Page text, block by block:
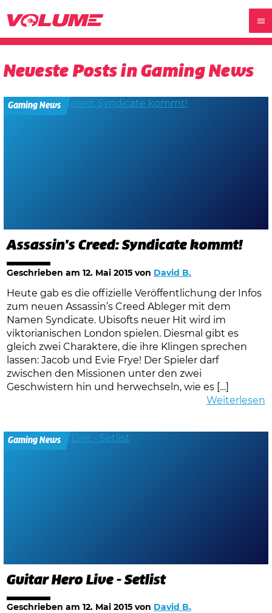
Neueste Posts in Gaming News
Gaming News
Assassin's Creed: Syndicate kommt!
Geschrieben am12. Mai 2015 von David B.
Heute gab es die offizielle Veröffentlichung der Infos
zum neuen Assassin’s Creed Ableger mit dem
Namen Syndicate. Ubisofts neuer Hit wird im
viktorianischen London spielen. Diesmal gibt es
gleich zwei Charaktere, die ihre Klingen sprechen
lassen: Jacob und Evie Frye! Der Spieler darf
zwischen den Missionen unter den zwei
Geschwistern hin und herwechseln, wie es […]
Weiterlesen
Gaming News
Guitar Hero Live - Setlist
Geschrieben am12. Mai 2015 von David B.